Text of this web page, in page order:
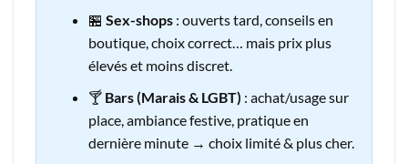
🏪 Sex-shops: ouverts tard, conseils en
boutique, choix correct… mais prix plus
élevés et moins discret.
🍸 Bars (Marais & LGBT) : achat/usage sur
place, ambiance festive, pratique en
dernière minute → choix limité & plus cher.